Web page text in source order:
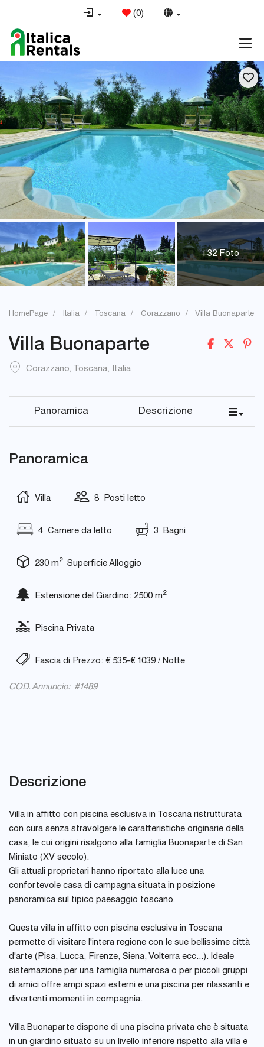
(0)
+32 Foto
HomePage Italia Toscana Corazzano Villa Buonaparte
Villa Buonaparte
Corazzano, Toscana, Italia
Panoramica Descrizione
Panoramica
Villa 8 Posti letto
4 Camere da letto 3 Bagni
230 m2Superficie Alloggio
Estensione del Giardino: 2500 m2
Piscina Privata
Fascia di Prezzo: € 535-€ 1039 / Notte
COD. Annuncio: #1489
Descrizione
Villa in affitto con piscina esclusiva in Toscana ristrutturata
con cura senza stravolgere le caratteristiche originarie della
casa, le cui origini risalgono alla famiglia Buonaparte di San
Miniato (XV secolo).
Gli attuali proprietari hanno riportato alla luce una
confortevole casa di campagna situata in posizione
panoramica sul tipico paesaggio toscano.
Questa villa in affitto con piscina esclusiva in Toscana
permette di visitare l'intera regione con le sue bellissime città
d'arte (Pisa, Lucca, Firenze, Siena, Volterra ecc...). Ideale
sistemazione per una famiglia numerosa o per piccoli gruppi
di amici offre ampi spazi esterni e una piscina per rilassanti e
divertenti momenti in compagnia.
Villa Buonaparte dispone di una piscina privata che è situata
in un giardino situato su un livello inferiore rispetto alla villa e